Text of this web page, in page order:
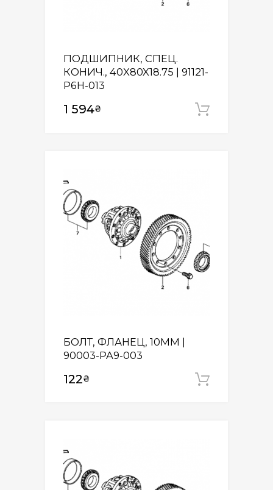
ПОДШИПНИК, СПЕЦ.
КОНИЧ., 40X80X18.75 | 91121-
P6H-013
1 594₴
БОЛТ, ФЛАНЕЦ, 10MM |
90003-PA9-003
122₴